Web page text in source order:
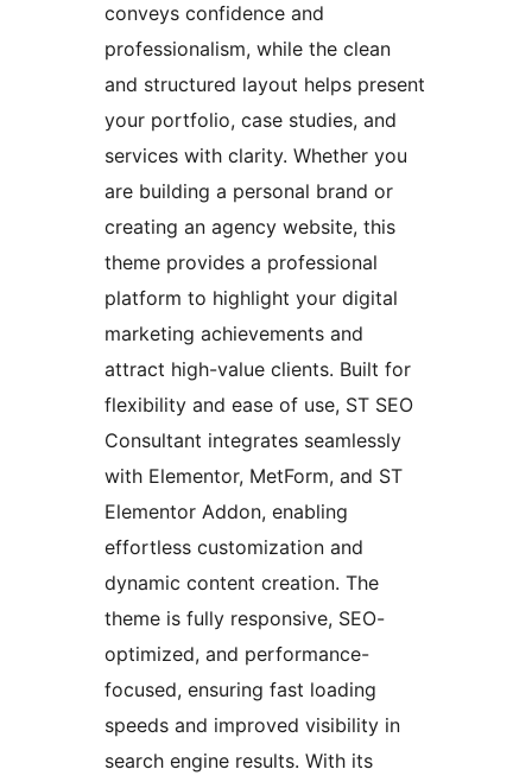
conveys confidence and
professionalism, while the clean
and structured layout helps present
your portfolio, case studies, and
services with clarity. Whether you
are building a personal brand or
creating an agency website, this
theme provides a professional
platform to highlight your digital
marketing achievements and
attract high-value clients. Built for
flexibility and ease of use, ST SEO
Consultant integrates seamlessly
with Elementor, MetForm, and ST
Elementor Addon, enabling
effortless customization and
dynamic content creation. The
theme is fully responsive, SEO-
optimized, and performance-
focused, ensuring fast loading
speeds and improved visibility in
search engine results. With its